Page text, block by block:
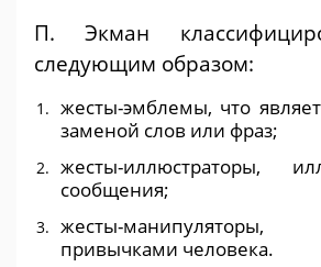
П. Экман
следующим образом:
жесты-эмблемы, что
заменой слов или фраз;
жесты-иллюстраторы,
сообщения;
жесты-манипуляторы,
привычками человека.